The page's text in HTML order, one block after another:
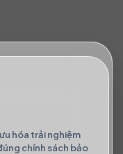
hóa trải nghiệm
chính sách bảo